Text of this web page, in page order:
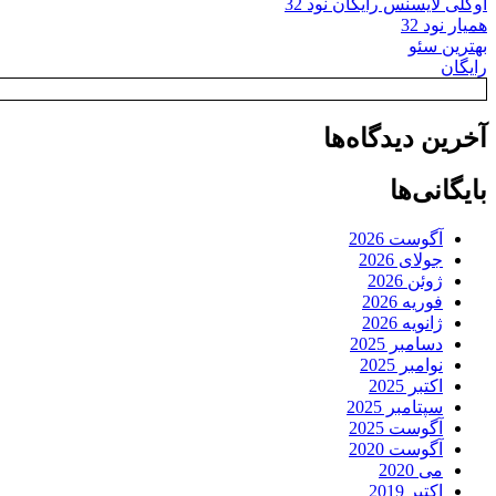
همیار نود 32
بهترین سئو
رایگان
آخرین دیدگاه‌ها
بایگانی‌ها
آگوست 2026
جولای 2026
ژوئن 2026
فوریه 2026
ژانویه 2026
دسامبر 2025
نوامبر 2025
اکتبر 2025
سپتامبر 2025
آگوست 2025
آگوست 2020
می 2020
اکتبر 2019